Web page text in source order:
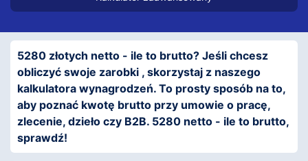
5280 złotych netto - ile to brutto? Jeśli chcesz
obliczyć swoje zarobki , skorzystaj z naszego
kalkulatora wynagrodzeń. To prosty sposób na to,
aby poznać kwotę brutto przy umowie o pracę,
zlecenie, dzieło czy B2B. 5280 netto - ile to brutto,
sprawdź!